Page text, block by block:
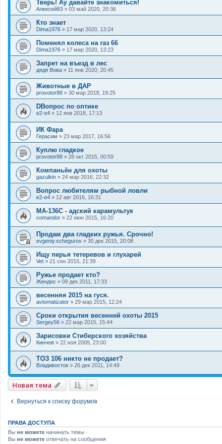
Тверь! Ау давайте знакомиться!
Алексей83 » 03 май 2020, 20:36
Кто знает
Dima1976 » 17 мар 2020, 13:24
Поменял колеса на газ 66
Dima1976 » 17 мар 2020, 13:23
Запрет на въезд в лес
дядя Вова » 11 янв 2020, 20:45
Животные в ДАР
provotor88 » 30 мар 2018, 19:25
DВопрос по оптике
e2-e4 » 12 янв 2018, 17:13
ИК Фара
Герасим » 23 мар 2017, 16:56
Куплю гладкое
provotor88 » 28 окт 2015, 00:59
Компаньён для охоты
gazulkin » 24 мар 2016, 22:32
Вопрос любителям рыбной ловли
e2-e4 » 12 авг 2016, 16:31
МА-136С - адский карамультук
comandor » 22 июн 2015, 16:20
Продам два гладких ружья. Срочно!
evgeniy.schegurov » 30 дек 2015, 20:08
Ищу перья тетеревов и глухарей
Vet » 21 сен 2015, 21:39
Ружье продает кто?
Жендос » 09 дек 2011, 17:33
весенняя 2015 на гуся.
avtomatizator » 29 мар 2015, 12:24
Сроки открытия весенней охоты 2015
Sergey56 » 22 мар 2015, 15:44
Зарисовки Стиберского хозяйства
Кинчев » 22 ноя 2009, 23:00
ТОЗ 106 никто не продает?
Владивосток » 26 дек 2011, 14:49
Новая тема
Вернуться к списку форумов
ПРАВА ДОСТУПА
Вы не можете начинать темы
Вы не можете отвечать на сообщения